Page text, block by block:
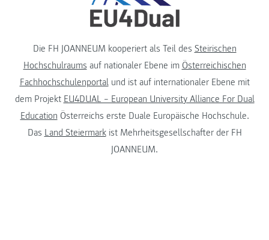
Die FH JOANNEUM kooperiert als Teil des Steirischen
Hochschulraums auf nationaler Ebene im Österreichischen
Fachhochschulenportalund ist auf internationaler Ebene mit
dem Projekt EU4DUAL – European University Alliance For Dual
Education Österreichs erste Duale Europäische Hochschule.
Das Land Steiermarkist Mehrheitsgesellschafter der FH
JOANNEUM.